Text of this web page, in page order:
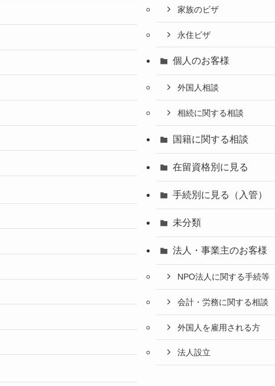
家族のビザ
永住ビザ
個人のお客様
外国人相談
相続に関する相談
国籍に関する相談
在留資格別に見る
手続別に見る（入管）
未分類
法人・事業主のお客様
NPO法人に関する手続等
会計・労務に関する相談
外国人を雇用される方
法人設立